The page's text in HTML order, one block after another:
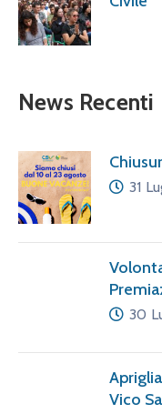
News Recenti
31
30
Vico